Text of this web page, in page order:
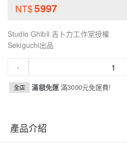
NT$5997
Studio Ghibli 吉卜力工作室授權
Sekiguchi出品
-
全店 滿額免運滿3000元免運費!
產品介紹